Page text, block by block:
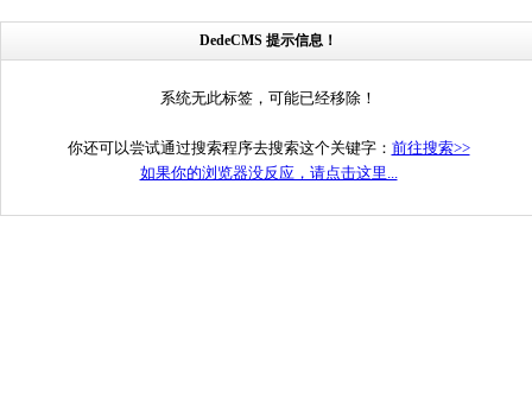
DedeCMS 提示信息！
系统无此标签，可能已经移除！
你还可以尝试通过搜索程序去搜索这个关键字： 前往搜索>>
如果你的浏览器没反应，请点击这里...